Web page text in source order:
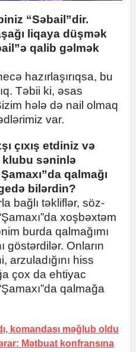
“Səbail”dir.
liqaya düşmək
qalib gəlmək
hazırlaşırıqsa, bu
Təbii ki, əsas
hələ də nail olmaq
var.
çıxış etdiniz və
klubu səninlə
qalmağı
bilərdin?
bağlı təkliflər, söz-
xoşbəxtəm
burda qalmağımı
göstərdilər. Onların
arzuladığını hiss
çox da ehtiyac
qalmağa
komandası məğlub oldu
Mətbuat konfransına